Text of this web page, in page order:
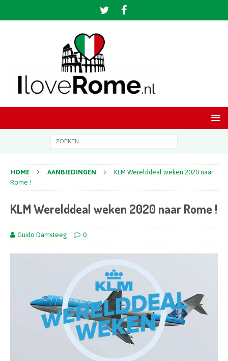
HOME AANBIEDINGEN
KLM Werelddeal weken 2020 naar
Rome !
KLM Werelddeal weken 2020 naar Rome !
Guido Damsteeg 0